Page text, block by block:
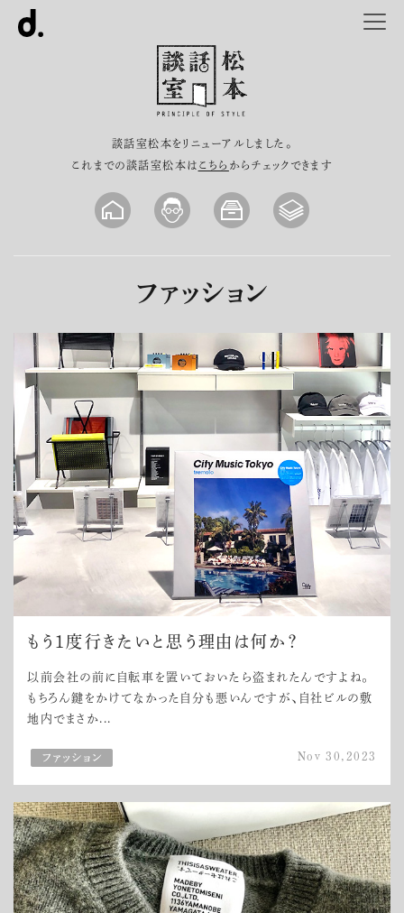
談話室松本をリニューアルしました。
これまでの談話室松本は こちら からチェックできます
ファッション
もう1度行きたいと思う理由は何か？
以前会社の前に自転車を置いておいたら盗まれたんですよね。
もちろん鍵をかけてなかった自分も悪いんですが、自社ビルの敷
地内でまさか...
Nov 30,2023